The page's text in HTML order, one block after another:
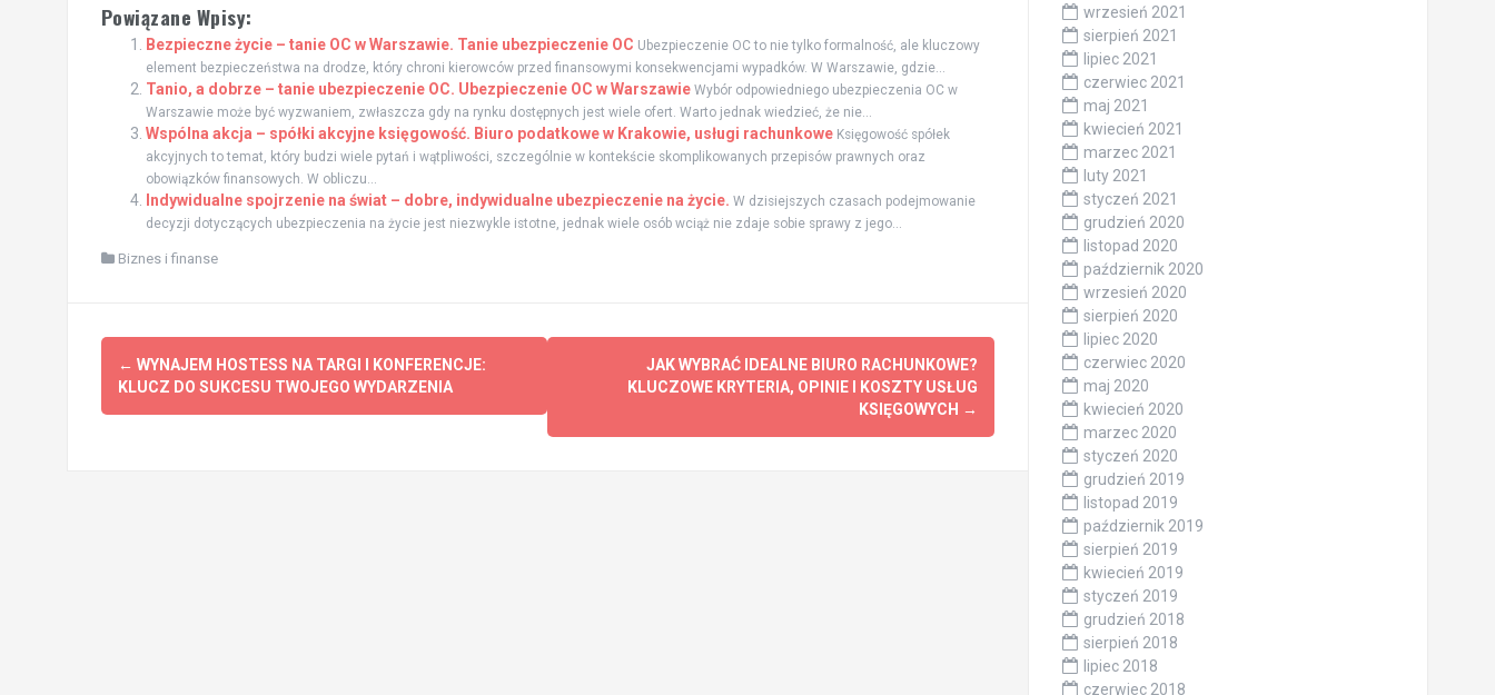
Powiązane Wpisy:
Bezpieczne życie – tanie OC w Warszawie. Tanie ubezpieczenie OC Ubezpieczenie OC to nie tylko formalność, ale kluczowy
element bezpieczeństwa na drodze, który chroni kierowców przed finansowymi konsekwencjami wypadków. W Warszawie, gdzie...
Tanio, a dobrze – tanie ubezpieczenie OC. Ubezpieczenie OC w Warszawie Wybór odpowiedniego ubezpieczenia OC w
Warszawie może być wyzwaniem, zwłaszcza gdy na rynku dostępnych jest wiele ofert. Warto jednak wiedzieć, że nie...
Wspólna akcja – spółki akcyjne księgowość. Biuro podatkowe w Krakowie, usługi rachunkowe Księgowość spółek
akcyjnych to temat, który budzi wiele pytań i wątpliwości, szczególnie w kontekście skomplikowanych przepisów prawnych oraz
obowiązków finansowych. W obliczu...
Indywidualne spojrzenie na świat – dobre, indywidualne ubezpieczenie na życie. W dzisiejszych czasach podejmowanie
decyzji dotyczących ubezpieczenia na życie jest niezwykle istotne, jednak wiele osób wciąż nie zdaje sobie sprawy z jego...
Biznes i finanse
Zobacz
wpisy
← WYNAJEM HOSTESS NA TARGI I KONFERENCJE:
KLUCZ DO SUKCESU TWOJEGO WYDARZENIA
JAK WYBRAĆ IDEALNE BIURO RACHUNKOWE?
KLUCZOWE KRYTERIA, OPINIE I KOSZTY USŁUG
KSIĘGOWYCH →
wrzesień 2021
sierpień 2021
lipiec 2021
czerwiec 2021
maj 2021
kwiecień 2021
marzec 2021
luty 2021
styczeń 2021
grudzień 2020
listopad 2020
październik 2020
wrzesień 2020
sierpień 2020
lipiec 2020
czerwiec 2020
maj 2020
kwiecień 2020
marzec 2020
styczeń 2020
grudzień 2019
listopad 2019
październik 2019
sierpień 2019
kwiecień 2019
styczeń 2019
grudzień 2018
sierpień 2018
lipiec 2018
czerwiec 2018